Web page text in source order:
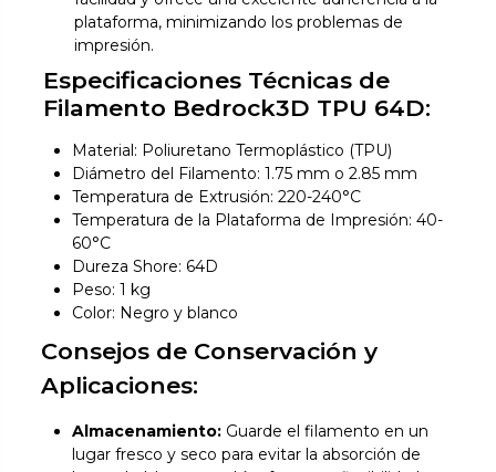
plataforma, minimizando los problemas de
impresión.
Especificaciones Técnicas de
Filamento Bedrock3D TPU 64D:
Material: Poliuretano Termoplástico (TPU)
Diámetro del Filamento: 1.75 mm o 2.85 mm
Temperatura de Extrusión: 220-240°C
Temperatura de la Plataforma de Impresión: 40-
60°C
Dureza Shore: 64D
Peso: 1 kg
Color: Negro y blanco
Consejos de Conservación y
Aplicaciones:
Almacenamiento: Guarde el filamento en un
lugar fresco y seco para evitar la absorción de